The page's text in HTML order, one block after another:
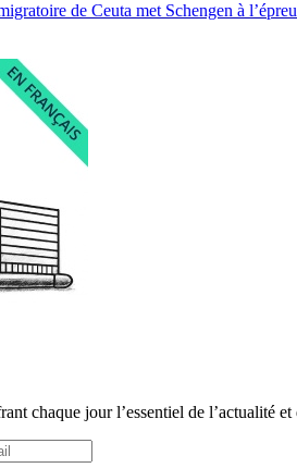
de Ceuta met Schengen à
chaque jour l’essentiel de l’actualité